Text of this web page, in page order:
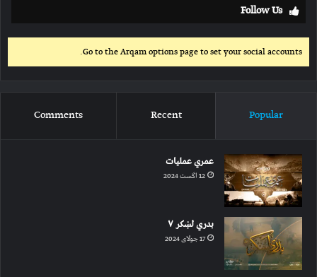
Follow Us
Go to the Arqam options page to set your social accounts.
Popular
Recent
Comments
عمري عملیات
12 اگست 2024
بدري لښکر ۷
17 جولای 2024